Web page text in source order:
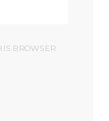
BROWSER